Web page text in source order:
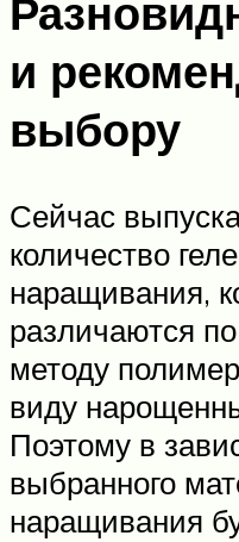
и
выбору
Сейчас
количество
наращивания,
различаются
методу
виду
Поэтому в
выбранного
наращивания